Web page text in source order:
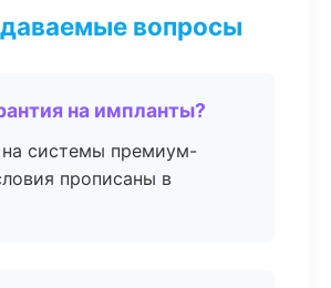
вопросы
на импланты?
системы премиум-
прописаны в